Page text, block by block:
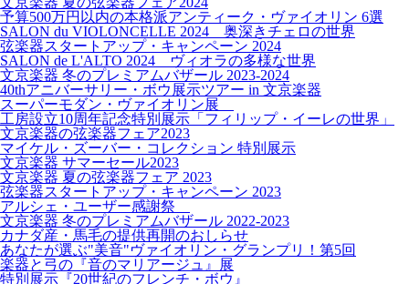
予算500万円以内の本格派アンティーク・ヴァイオリン 6選
SALON du VIOLONCELLE 2024 奥深きチェロの世界
弦楽器スタートアップ・キャンペーン 2024
SALON de L'ALTO 2024 ヴィオラの多様な世界
文京楽器 冬のプレミアムバザール 2023-2024
40thアニバーサリー・ボウ展示ツアー in 文京楽器
スーパーモダン・ヴァイオリン展
工房設立10周年記念特別展示「フィリップ・イーレの世界」
文京楽器の弦楽器フェア2023
マイケル・ズーバー・コレクション 特別展示
文京楽器 サマーセール2023
文京楽器 夏の弦楽器フェア 2023
弦楽器スタートアップ・キャンペーン 2023
アルシェ・ユーザー感謝祭
文京楽器 冬のプレミアムバザール 2022-2023
カナダ産・馬毛の提供再開のおしらせ
あなたが選ぶ"美音"ヴァイオリン・グランプリ！第5回
楽器と弓の『音のマリアージュ』展
特別展示『20世紀のフレンチ・ボウ』